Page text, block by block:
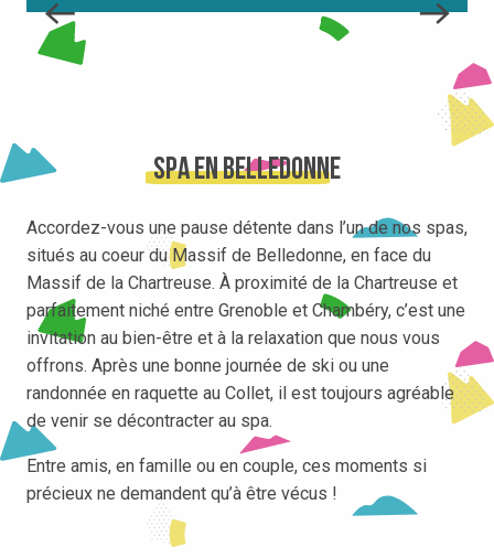
Spa en Belledonne
Accordez-vous une pause détente dans l’un de nos spas,
situés au coeur du Massif de Belledonne, en face du
Massif de la Chartreuse. À proximité de la Chartreuse et
parfaitement niché entre Grenoble et Chambéry, c’est une
invitation au bien-être et à la relaxation que nous vous
offrons. Après une bonne journée de ski ou une
randonnée en raquette au Collet, il est toujours agréable
de venir se décontracter au spa.
Entre amis, en famille ou en couple, ces moments si
précieux ne demandent qu’à être vécus !